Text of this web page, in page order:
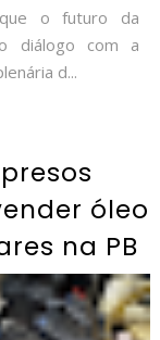
que o futuro da
diálogo com a
d...
óleo
na PB